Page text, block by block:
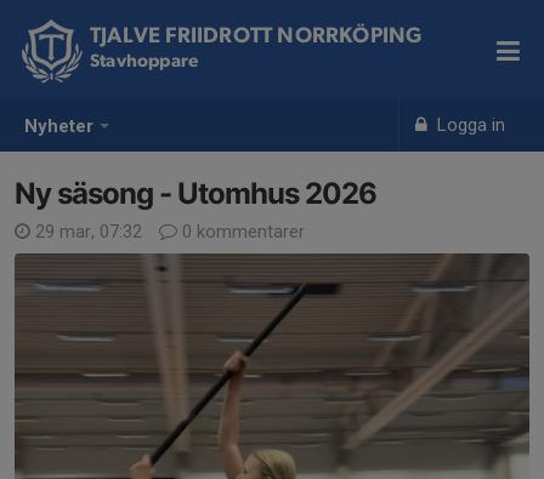
Nyheter Logga in
TJALVE FRIIDROTT NORRKÖPING
Stavhoppare
Ny säsong - Utomhus 2026
29 mar, 07:32 0 kommentarer